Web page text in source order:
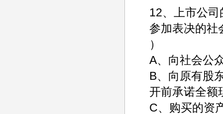
12、上市公
参加表决的社
）
A、向社会公
B、向原有股
开前承诺全额
C、购买的资